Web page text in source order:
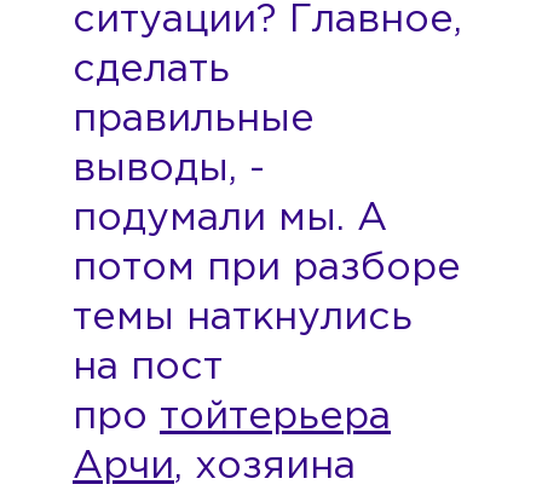
ситуации? Главное,
сделать
правильные
выводы, -
подумали мы. А
потом при разборе
темы наткнулись
на пост
про тойтерьера
Арчи, хозяина